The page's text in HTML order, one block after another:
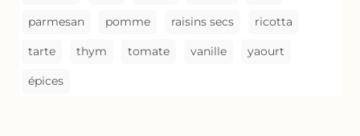
parmesan pomme raisins secs ricotta
tarte thym tomate vanille yaourt
épices